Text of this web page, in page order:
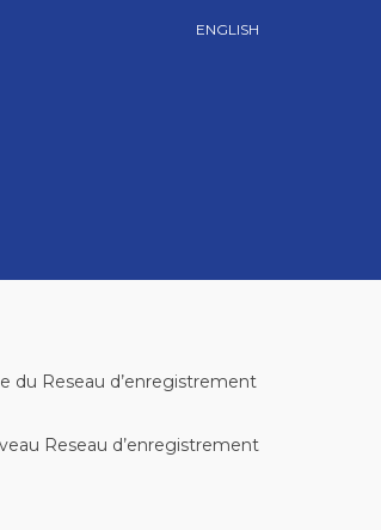
ENGLISH
du Reseau d’enregistrement
Reseau d’enregistrement